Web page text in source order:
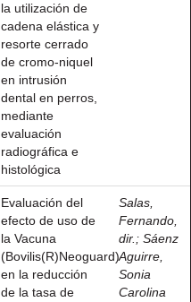
la utilización de
cadena elástica y
resorte cerrado
de cromo-niquel
en intrusión
dental en perros,
mediante
evaluación
radiográfica e
histológica
Evaluación del
efecto de uso de
la Vacuna
(Bovilis(R)Neoguard)
en la reducción
de la tasa de
Salas,
Fernando,
dir. ; Sáenz
Aguirre,
Sonia
Carolina